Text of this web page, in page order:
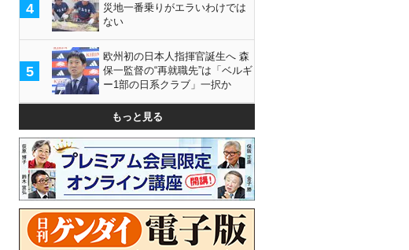
4
災地一番乗りがエラいわけでは
ない
5
欧州初の日本人指揮官誕生へ 森
保一監督の“再就職先”は「ベルギ
ー1部の日系クラブ」一択か
もっと見る